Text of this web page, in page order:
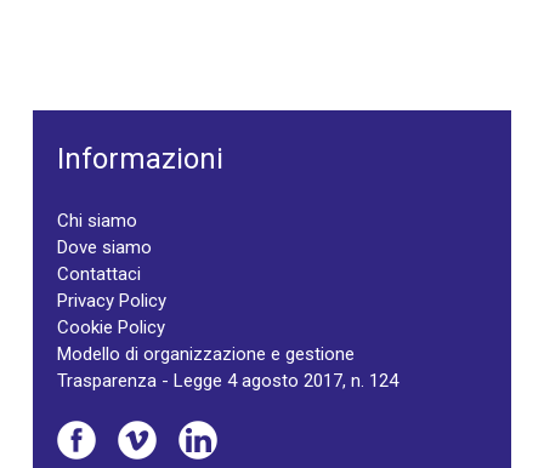
Informazioni
Chi siamo
Dove siamo
Contattaci
Privacy Policy
Cookie Policy
Modello di organizzazione e gestione
Trasparenza - Legge 4 agosto 2017, n. 124